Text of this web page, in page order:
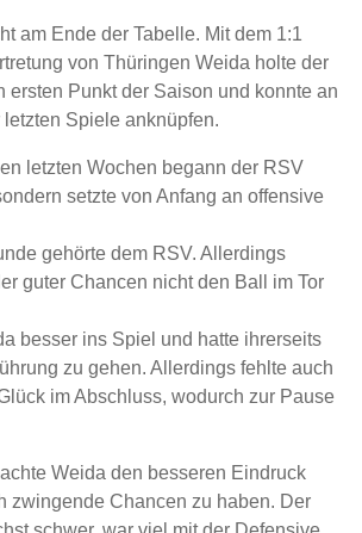
am Ende der Tabelle. Mit dem 1:1
von Thüringen Weida holte der
ersten Punkt der Saison und konnte an
Spiele anknüpfen.
letzten Wochen begann der RSV
setzte von Anfang an offensive
gehörte dem RSV. Allerdings
guter Chancen nicht den Ball im Tor
besser ins Spiel und hatte ihrerseits
zu gehen. Allerdings fehlte auch
im Abschluss, wodurch zur Pause
Weida den besseren Eindruck
zwingende Chancen zu haben. Der